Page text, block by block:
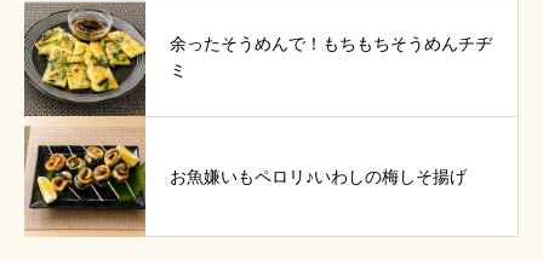
余ったそうめんで！もちもちそうめんチヂ
ミ
お魚嫌いもペロリ♪いわしの梅しそ揚げ